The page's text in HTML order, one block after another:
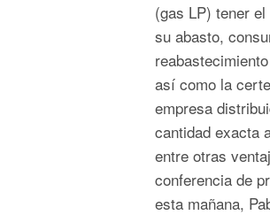
(gas LP) tener
su abasto,
así como la
empresa
cantidad exacta
entre otras
conferencia de
esta mañana,